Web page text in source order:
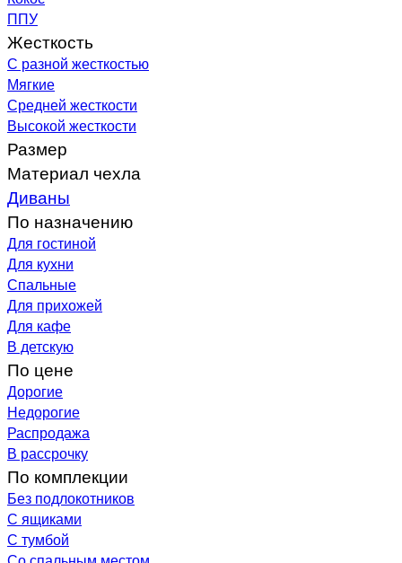
ППУ
Жесткость
С разной жесткостью
Мягкие
Средней жесткости
Высокой жесткости
Размер
Материал чехла
Диваны
По назначению
Для гостиной
Для кухни
Спальные
Для прихожей
Для кафе
В детскую
По цене
Дорогие
Недорогие
Распродажа
В рассрочку
По комплекции
Без подлокотников
С ящиками
С тумбой